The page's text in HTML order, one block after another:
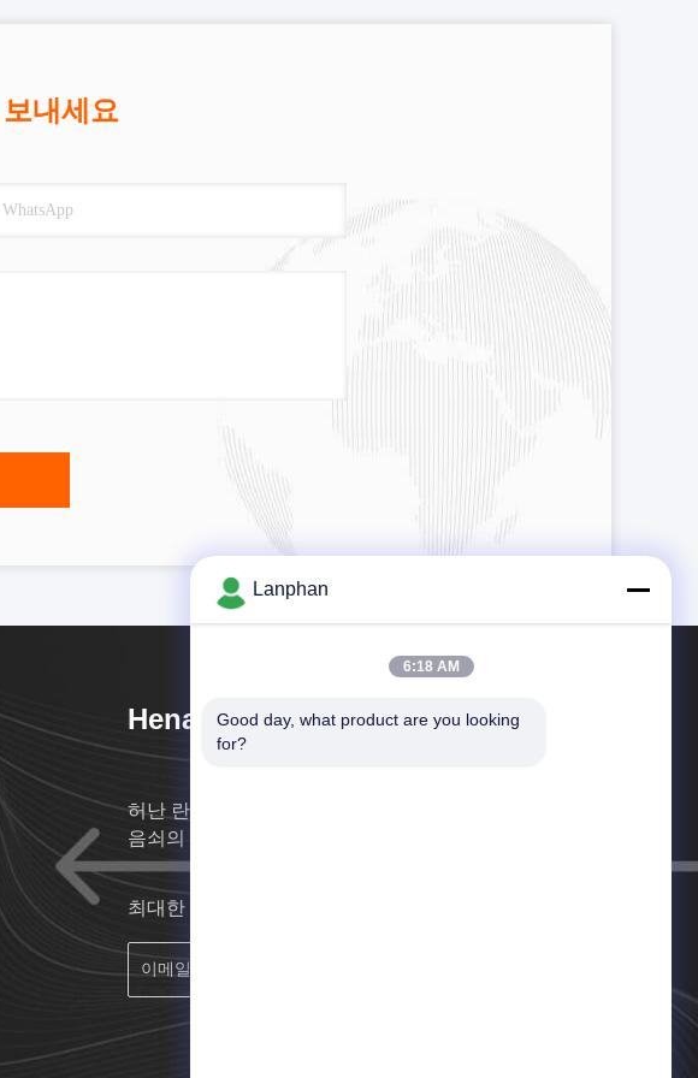
내세요
Henan Lanphan Industry Co.,Ltd
허난 란판 산업 주식회사는 실험실 인트뤼멘트스와 관 이
음쇠의 전문적 납품입니다.
최대한 빨리 연락할게요
Lanphan
6:18 AM
Good day, what product are you looking
for?